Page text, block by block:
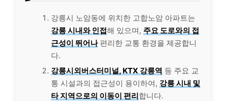
강릉시 노암동에 위치한 고합노암 아파트는
강릉 시내와 인접해 있으며, 주요 도로와의 접
근성이 뛰어나편리한 교통 환경을 제공합니
다.
강릉시외버스터미널, KTX 강릉역 등 주요 교
통 시설과의 접근성이 용이하여, 강릉 시내 및
타 지역으로의 이동이 편리합니다.